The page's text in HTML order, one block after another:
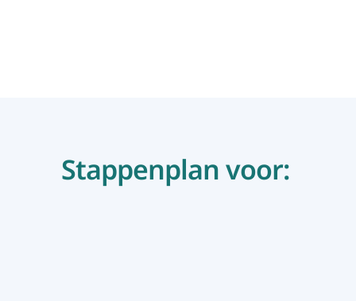
Stappenplan voor: